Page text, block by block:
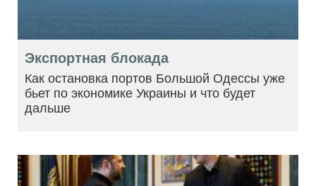
Экспортная блокада
Как остановка портов Большой Одессы уже
бьет по экономике Украины и что будет
дальше